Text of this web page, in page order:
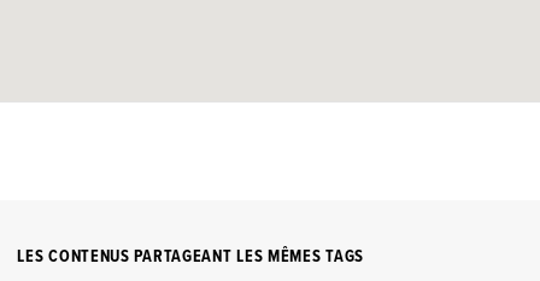
LES CONTENUS PARTAGEANT LES MÊMES TAGS